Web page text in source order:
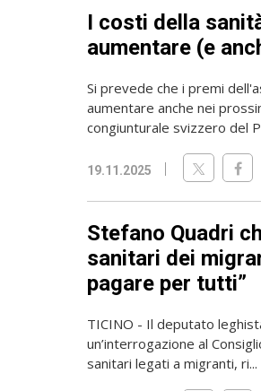
I costi della
aumentare (e
Si prevede che i premi
aumentare anche nei
congiunturale svizzero del
19.11.2025
Stefano Quadri
sanitari dei
pagare per tutti”
TICINO - Il deputato
un’interrogazione al
sanitari legati a migranti, ri...